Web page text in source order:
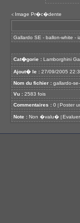
< Image Pr�c�dente
Gallardo SE - ballon-white -
Cat�gorie : Lamborghini
Ajout� le : 27/09/2005
Nom du fichier : gallardo-
Vu : 2583 fois
Commentaires : 0 [ Poster
Note : Non �valu� [ Evaluer